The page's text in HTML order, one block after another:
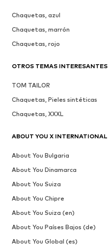
Chaquetas, azul
Chaquetas, marrón
Chaquetas, rojo
OTROS TEMAS INTERESANTES
TOM TAILOR
Chaquetas, Pieles sintéticas
Chaquetas, XXXL
ABOUT YOU X INTERNATIONAL
About You Bulgaria
About You Dinamarca
About You Suiza
About You Chipre
About You Suiza (en)
About You Países Bajos (de)
About You Global (es)